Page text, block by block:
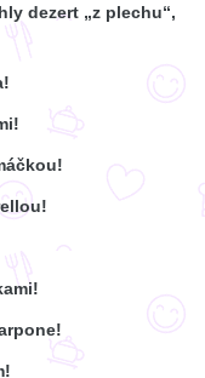
dezert „z plechu“,